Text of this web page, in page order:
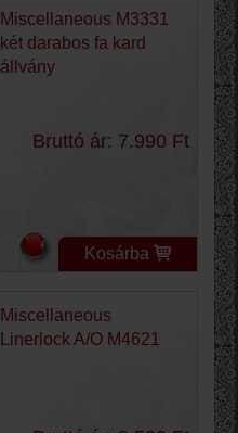
Miscellaneous M3331
két darabos fa kard
állvány
Bruttó ár: 7.990 Ft
Kosárba
Miscellaneous
Linerlock A/O M4621